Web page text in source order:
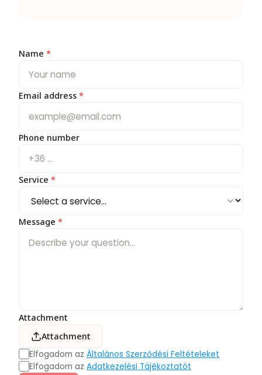
Name *
Email address *
Phone number
Service *
Message *
Attachment
Attachment
Elfogadom az Általános Szerződési Feltételeket
Elfogadom az Adatkezelési Tájékoztatót